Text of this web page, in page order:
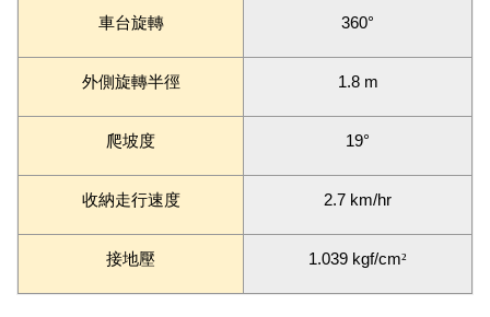
車台旋轉 360°
外側旋轉半徑 1.8 m
爬坡度 19°
收納走行速度 2.7 km/hr
接地壓 1.039 kgf/cm²